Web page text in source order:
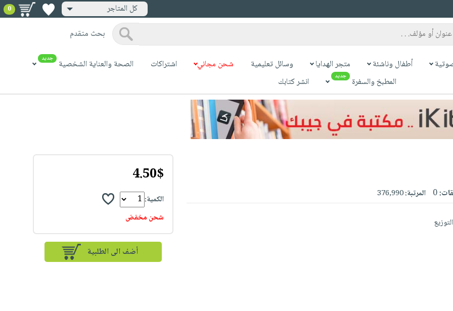
كل المتاجر 0
بحث متقدم
أطفال وناشئة متجر الهدايا وسائل تعليمية شحن مجاني اشتراكات الصحة والعناية الشخصية جديد
المطبخ والسفرة جديد انشر كتابك
0 المرتبة:376,990
4.50$
الكمية:
شحن مخفض
أضف الى الطلبية